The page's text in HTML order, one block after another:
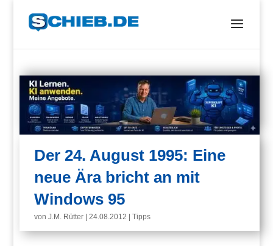
Der 24. August 1995: Eine
neue Ära bricht an mit
Windows 95
vonJ.M. Rütter |24.08.2012 |Tipps